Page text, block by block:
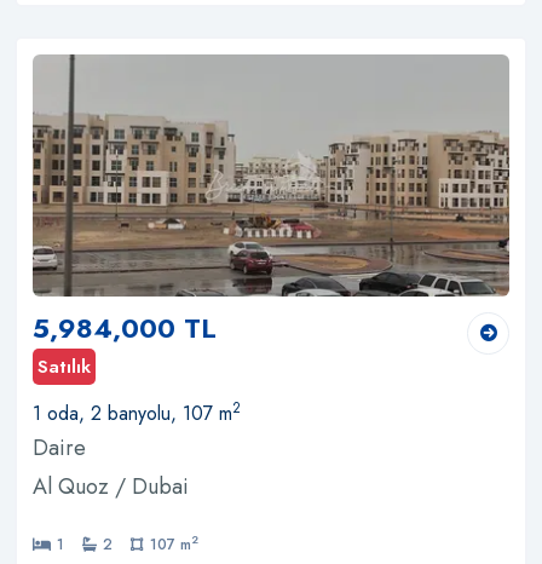
5,984,000 TL
Satılık
1 oda, 2 banyolu, 107 m2
Daire
Al Quoz / Dubai
1 2 107 m2